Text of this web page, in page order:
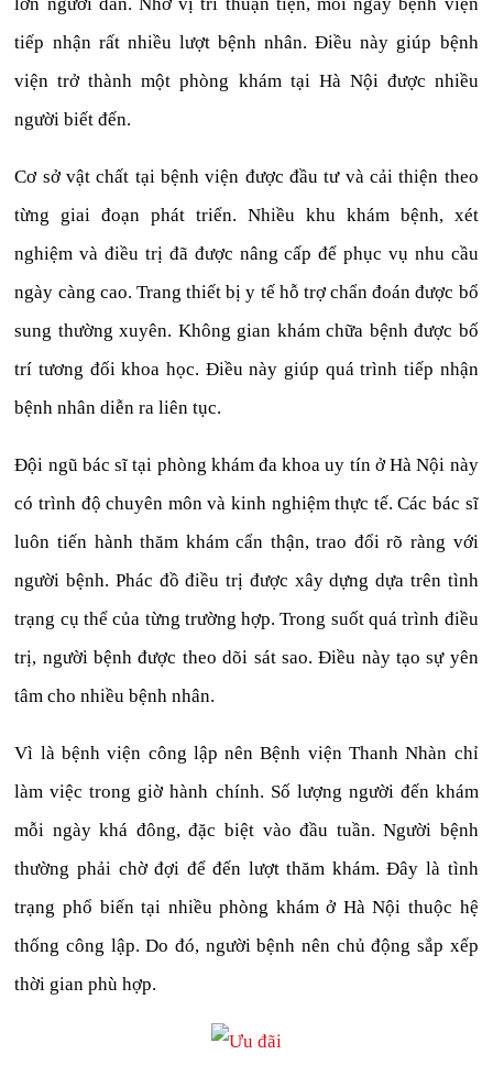
tiếp nhận rất nhiều lượt bệnh nhân. Điều này giúp bệnh
viện trở thành một phòng khám tại Hà Nội được nhiều
người biết đến.
Cơ sở vật chất tại bệnh viện được đầu tư và cải thiện theo
từng giai đoạn phát triển. Nhiều khu khám bệnh, xét
nghiệm và điều trị đã được nâng cấp để phục vụ nhu cầu
ngày càng cao. Trang thiết bị y tế hỗ trợ chẩn đoán được bổ
sung thường xuyên. Không gian khám chữa bệnh được bố
trí tương đối khoa học. Điều này giúp quá trình tiếp nhận
bệnh nhân diễn ra liên tục.
Đội ngũ bác sĩ tại phòng khám đa khoa uy tín ở Hà Nội này
có trình độ chuyên môn và kinh nghiệm thực tế. Các bác sĩ
luôn tiến hành thăm khám cẩn thận, trao đổi rõ ràng với
người bệnh. Phác đồ điều trị được xây dựng dựa trên tình
trạng cụ thể của từng trường hợp. Trong suốt quá trình điều
trị, người bệnh được theo dõi sát sao. Điều này tạo sự yên
tâm cho nhiều bệnh nhân.
Vì là bệnh viện công lập nên Bệnh viện Thanh Nhàn chỉ
làm việc trong giờ hành chính. Số lượng người đến khám
mỗi ngày khá đông, đặc biệt vào đầu tuần. Người bệnh
thường phải chờ đợi để đến lượt thăm khám. Đây là tình
trạng phổ biến tại nhiều phòng khám ở Hà Nội thuộc hệ
thống công lập. Do đó, người bệnh nên chủ động sắp xếp
thời gian phù hợp.